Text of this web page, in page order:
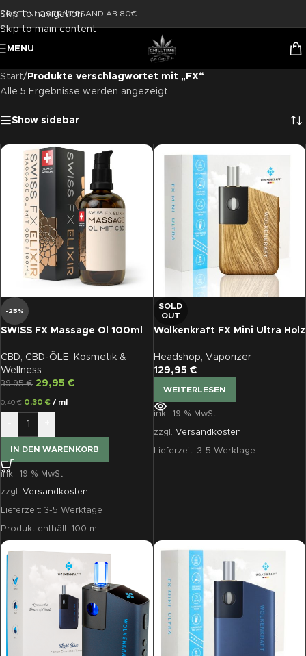
Skip to navigation
Skip to main content
KOSTENLOSER VERSAND AB 80€
MENU
Start/ Produkte verschlagwortet mit „FX“
Alle 5 Ergebnisse werden angezeigt
Show sidebar
-25%
SWISS FX Massage Öl 100ml
CBD, CBD-ÖLE, Kosmetik &
Wellness
39,95€ 29,95 €
0,40€ 0,30€ / ml
IN DEN WARENKORB
inkl. 19 % MwSt.
zzgl. Versandkosten
Lieferzeit: 3-5 Werktage
Produkt enthält: 100 ml
SOLD
OUT
Wolkenkraft FX Mini Ultra Holz
Headshop, Vaporizer
129,95 €
WEITERLESEN
inkl. 19 % MwSt.
zzgl. Versandkosten
Lieferzeit: 3-5 Werktage